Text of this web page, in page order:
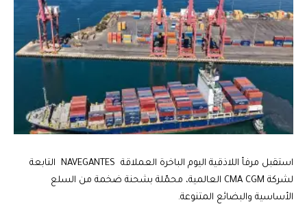
استقبل مرفأ اللاذقية اليوم الباخرة العملاقة NAVEGANTES التابعة
لشركة CMA CGM العالمية، محمّلة بشحنة ضخمة من السلع
الأساسية والبضائع المتنوعة.